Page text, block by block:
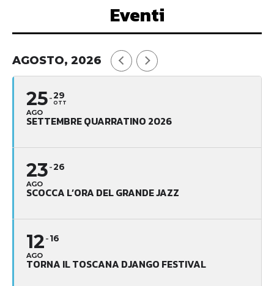
Eventi
AGOSTO, 2026
25
AGO
29
OTT
SETTEMBRE QUARRATINO 2026
23
AGO
26
SCOCCA L’ORA DEL GRANDE JAZZ
12
AGO
16
TORNA IL TOSCANA DJANGO FESTIVAL